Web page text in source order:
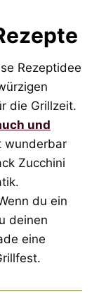
Rezeptidee
die Grillzeit.
und
wunderbar
Zucchini
du ein
deinen
eine